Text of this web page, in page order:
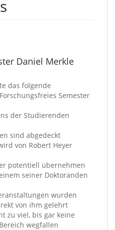
Daniel Merkle
das folgende
Semester
der Studierenden
sind abgedeckt
von Robert Heyer
potentiell übernehmen
seiner Doktoranden
wurden
von ihm gelehrt
zu viel, bis gar keine
wegfallen